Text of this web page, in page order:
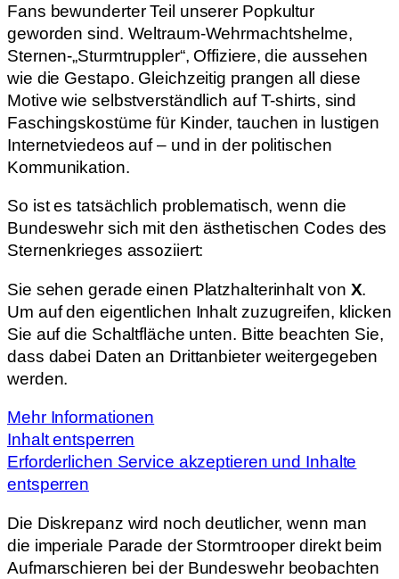
Fans bewunderter Teil unserer Popkultur
geworden sind. Weltraum-Wehrmachtshelme,
Sternen-„Sturmtruppler“, Offiziere, die aussehen
wie die Gestapo. Gleichzeitig prangen all diese
Motive wie selbstverständlich auf T-shirts, sind
Faschingskostüme für Kinder, tauchen in lustigen
Internetviedeos auf – und in der politischen
Kommunikation.
So ist es tatsächlich problematisch, wenn die
Bundeswehr sich mit den ästhetischen Codes des
Sternenkrieges assoziiert:
Sie sehen gerade einen Platzhalterinhalt von X.
Um auf den eigentlichen Inhalt zuzugreifen, klicken
Sie auf die Schaltfläche unten. Bitte beachten Sie,
dass dabei Daten an Drittanbieter weitergegeben
werden.
Mehr Informationen
Inhalt entsperren
Erforderlichen Service akzeptieren und Inhalte
entsperren
Die Diskrepanz wird noch deutlicher, wenn man
die imperiale Parade der Stormtrooper direkt beim
Aufmarschieren bei der Bundeswehr beobachten